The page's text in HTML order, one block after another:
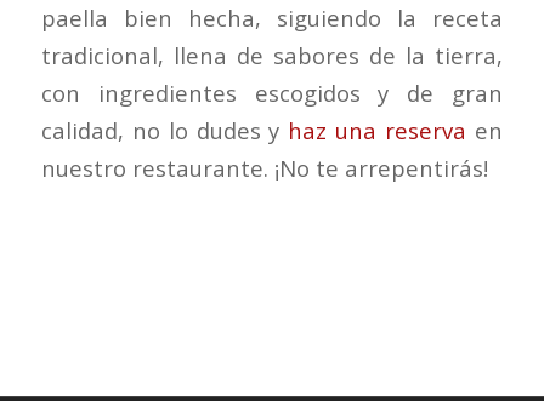
paella bien hecha, siguiendo la receta
tradicional, llena de sabores de la tierra,
con ingredientes escogidos y de gran
calidad, no lo dudes y haz una reserva en
nuestro restaurante. ¡No te arrepentirás!